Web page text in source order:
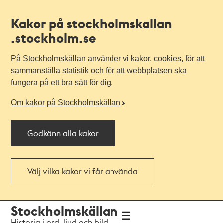
Kakor på stockholmskallan
.stockholm.se
På Stockholmskällan använder vi kakor, cookies, för att
sammanställa statistik och för att webbplatsen ska
fungera på ett bra sätt för dig.
Om kakor på Stockholmskällan
Godkänn alla kakor
Välj vilka kakor vi får använda
navigationen
huvudinnehållet
Stockholmskällan